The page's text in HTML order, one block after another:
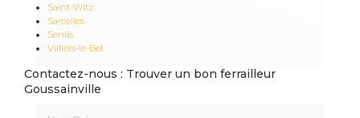
Saint-Witz
Sarcelles
Senlis
Villiers-le-Bel
Contactez-nous : Trouver un bon ferrailleur
Goussainville